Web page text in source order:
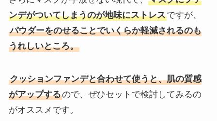
ンデがついてしまうのが地味にストレスですが、
パウダーをのせることでいくらか軽減されるのも
うれしいところ。
クッションファンデと合わせて使うと、肌の質感
がアップするので、ぜひセットで検討してみるの
がオススメです。